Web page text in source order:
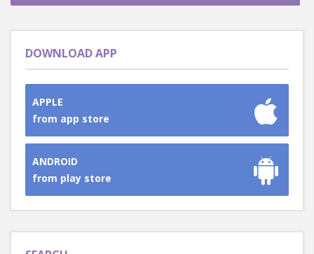
DOWNLOAD APP
APPLE
from app store
ANDROID
from play store